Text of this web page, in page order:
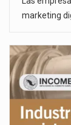
marketing